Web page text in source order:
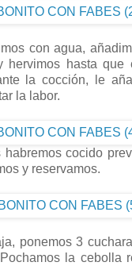
con agua,
hervimos hasta que
la cocción, le
la labor.
habremos cocido
y reservamos.
ponemos 3
la cebolla